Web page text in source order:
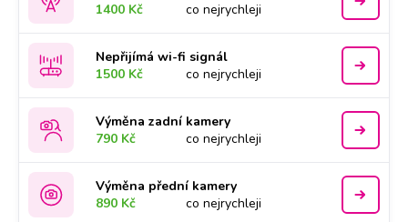
1400 Kč
co nejrychleji
Nepřijímá wi-fi signál
1500 Kč
co nejrychleji
Výměna zadní kamery
790 Kč
co nejrychleji
Výměna přední kamery
890 Kč
co nejrychleji